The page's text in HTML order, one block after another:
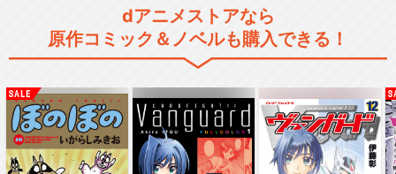
ポケットモンスター ダイヤモ
ンド・パール
ポケットモンスター ベストウ
イッシュ
dアニメストアなら
原作コミック＆ノベルも購入できる！